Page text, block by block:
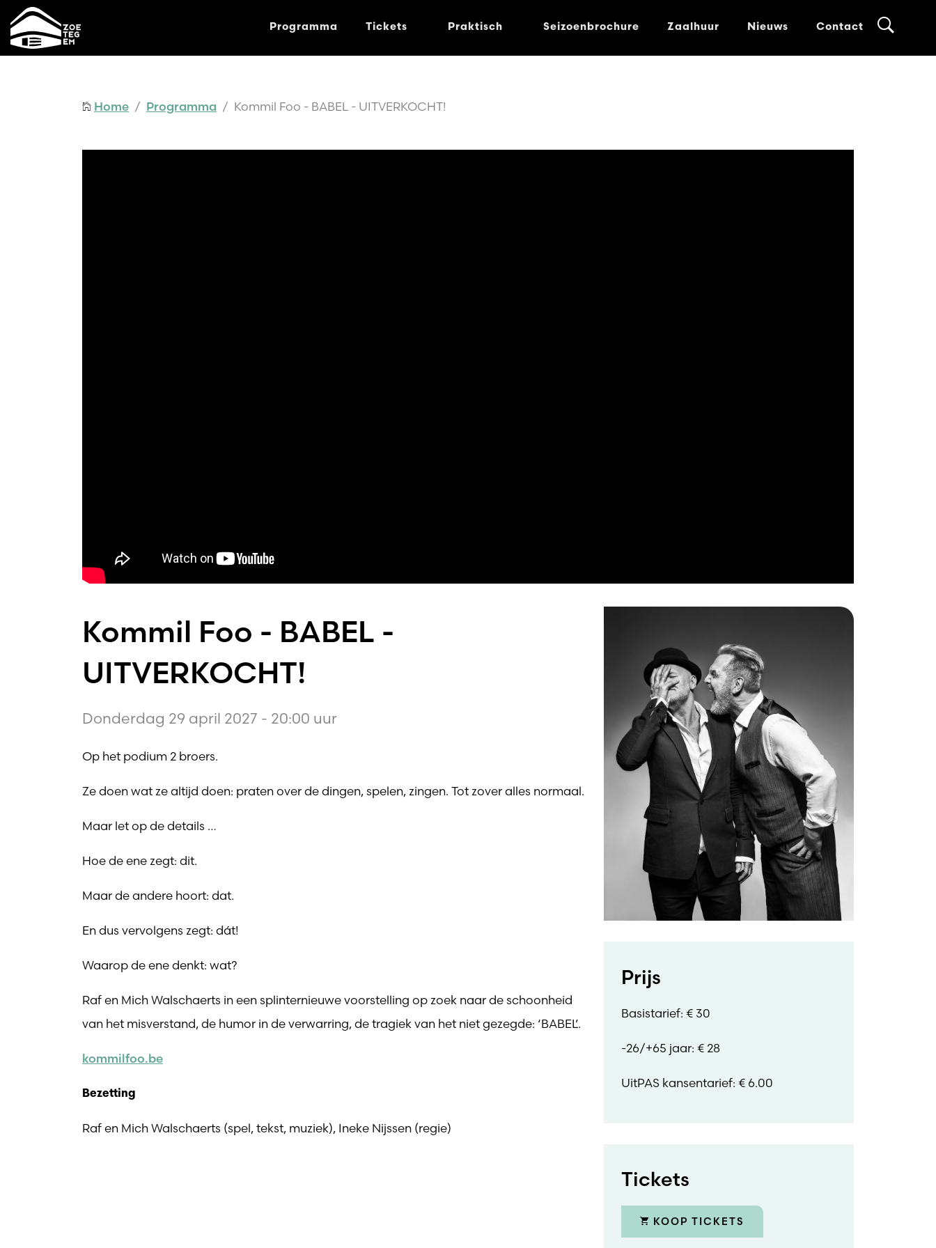
Programma Tickets Praktisch Seizoenbrochure Zaalhuur Nieuws Contact
Home / Programma / Kommil Foo - BABEL - UITVERKOCHT!
Kommil Foo - BABEL -
UITVERKOCHT!
Donderdag 29 april 2027 - 20:00 uur
Op het podium 2 broers.
Ze doen wat ze altijd doen: praten over de dingen, spelen, zingen. Tot zover alles normaal.
Maar let op de details …
Hoe de ene zegt: dit.
Maar de andere hoort: dat.
En dus vervolgens zegt: dát!
Waarop de ene denkt: wat?
Raf en Mich Walschaerts in een splinternieuwe voorstelling op zoek naar de schoonheid
van het misverstand, de humor in de verwarring, de tragiek van het niet gezegde: ‘BABEL’.
kommilfoo.be
Bezetting
Raf en Mich Walschaerts (spel, tekst, muziek), Ineke Nijssen (regie)
Prijs
Basistarief: € 30
-26/+65 jaar: € 28
UitPAS kansentarief: € 6.00
Tickets
KOOP TICKETS